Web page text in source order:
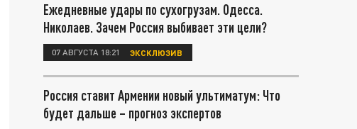
Ежедневные удары по сухогрузам. Одесса.
Николаев. Зачем Россия выбивает эти цели?
07 АВГУСТА 18:21 ЭКСКЛЮЗИВ
Россия ставит Армении новый ультиматум: Что
будет дальше – прогноз экспертов